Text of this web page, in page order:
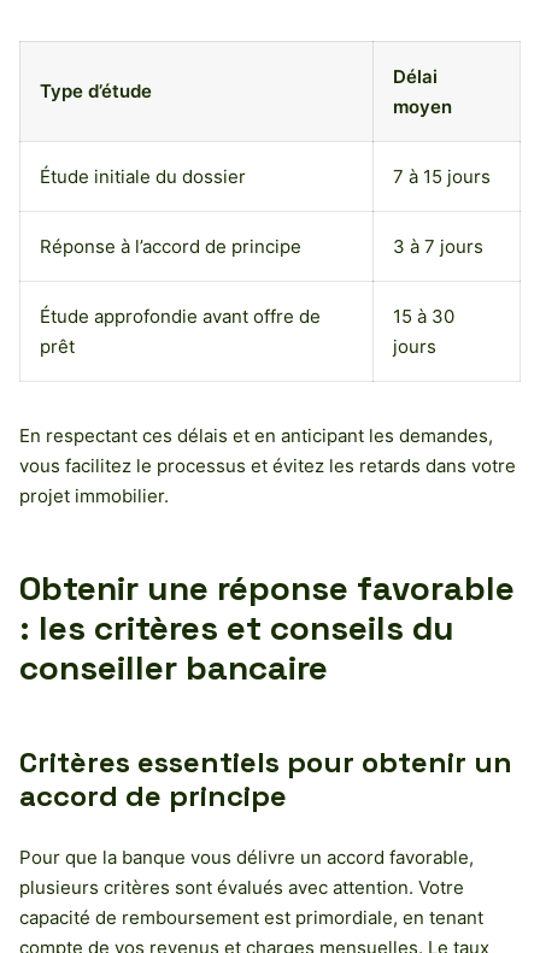
Type d’étude
Délai
moyen
Étude initiale du dossier 7 à 15 jours
Réponse à l’accord de principe 3 à 7 jours
Étude approfondie avant offre de
prêt
15 à 30
jours
En respectant ces délais et en anticipant les demandes,
vous facilitez le processus et évitez les retards dans votre
projet immobilier.
Obtenir une réponse favorable
: les critères et conseils du
conseiller bancaire
Critères essentiels pour obtenir un
accord de principe
Pour que la banque vous délivre un accord favorable,
plusieurs critères sont évalués avec attention. Votre
capacité de remboursement est primordiale, en tenant
compte de vos revenus et charges mensuelles. Le taux